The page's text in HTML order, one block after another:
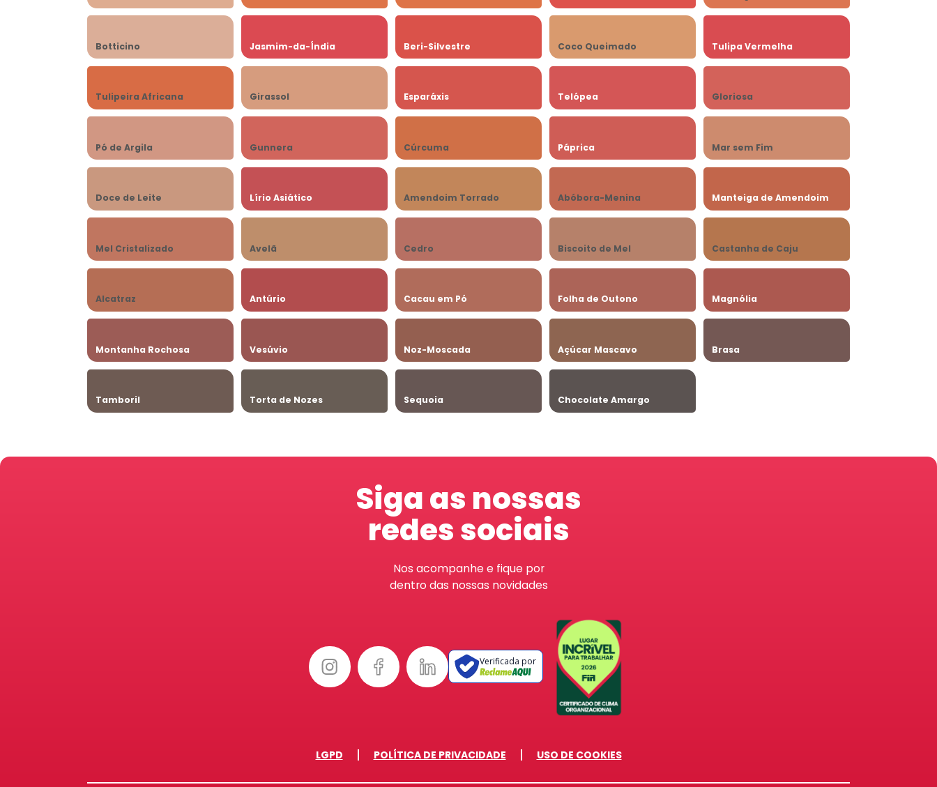
Botticino Jasmim-da-Índia Beri-Silvestre Coco Queimado Tulipa Vermelha
Tulipeira Africana Girassol Esparáxis Telópea Gloriosa
Pó de Argila Gunnera Cúrcuma Páprica Mar sem Fim
Doce de Leite Lírio Asiático Amendoim Torrado Abóbora-Menina Manteiga de Amendoim
Mel Cristalizado Avelã Cedro Biscoito de Mel Castanha de Caju
Alcatraz Antúrio Cacau em Pó Folha de Outono Magnólia
Montanha Rochosa Vesúvio Noz-Moscada Açúcar Mascavo Brasa
Tamboril Torta de Nozes Sequoia Chocolate Amargo
Siga as nossas
redes sociais
Nos acompanhe e fique por
dentro das nossas novidades
Verificada por
LGPD POLÍTICA DE PRIVACIDADE USO DE COOKIES